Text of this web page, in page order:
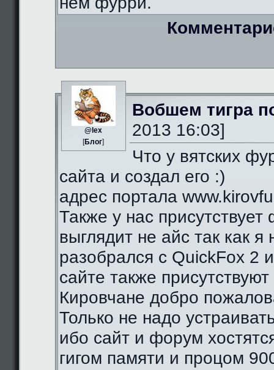
@lex
[Блог]
Вобшем тигра
2013 16:03]
Что у вятских
сайта и создал его :)
адрес портала
Также у нас
выглядит не айс так как я
разобрался с QuickFox 2
сайте также присутствуют
Кировчане добро
Только не надо
ибо сайт и форум
гигом памяти и процом